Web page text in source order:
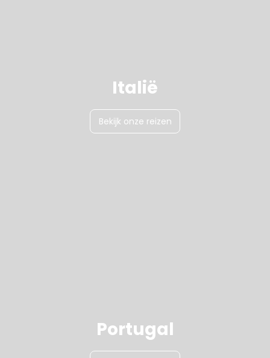
Italië
Bekijk onze reizen
Portugal